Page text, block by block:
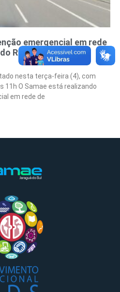
emergencial em rede
Rau
nesta terça-feira (4), com
11h O Samae está realizando
em rede de